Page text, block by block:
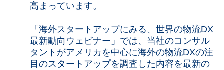
高まっています。
「海外スタートアップにみる、世界の物流DX
最新動向ウェビナー」では、当社のコンサル
タントがアメリカを中心に海外の物流DXの注
目のスタートアップを調査した内容を最新の